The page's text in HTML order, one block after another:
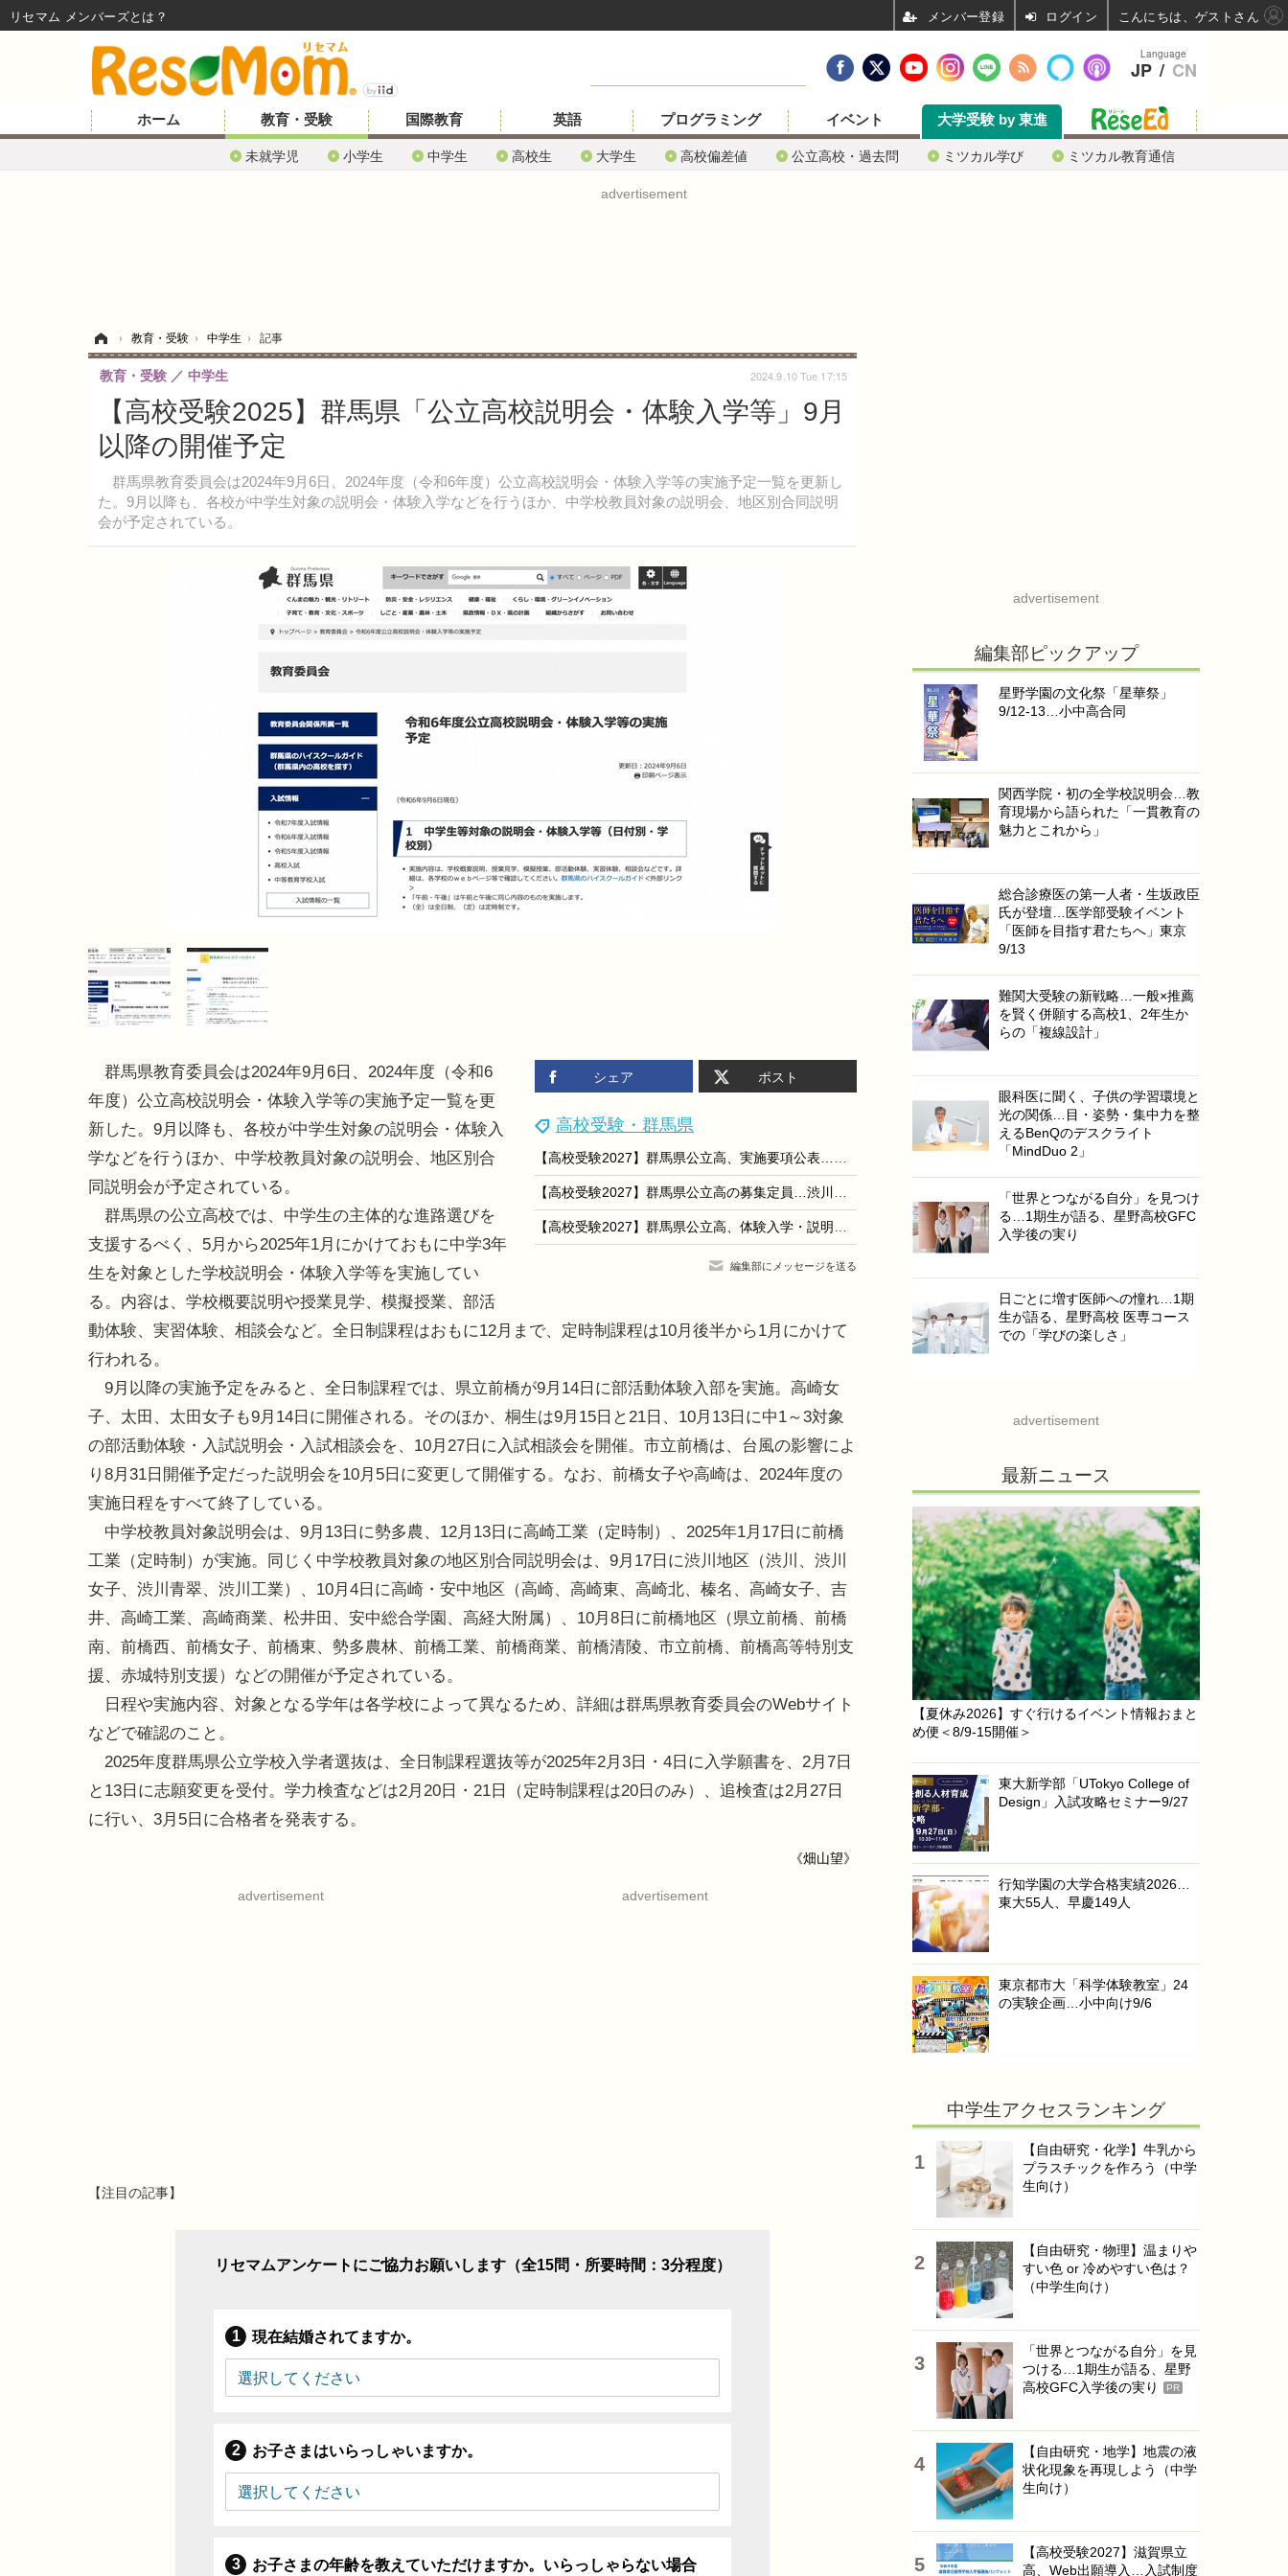
ホーム 教育・受験
未就学児 小学生 中学生 高校生 大学生 高校偏差値 公立高校・過去問 ミツカル学び ミツカル教育通信
国際教育 英語 プログラミング イベント 大学受験 by 東進
advertisement
› 教育・受験 › 中学生 › 記事
【高校受験2025】群馬県「公立高校説明会・体験入学等」9月
以降の開催予定
群馬県教育委員会は2024年9月6日、2024年度（令和6年度）公立高校説明会・体験入学等の実施予定一覧を更新し
た。9月以降も、各校が中学生対象の説明会・体験入学などを行うほか、中学校教員対象の説明会、地区別合同説明
会が予定されている。
教育・受験 中学生 2024.9.10 Tue 17:15
シェア ポスト
高校受験・群馬県
【高校受験2027】群馬県公立高、実施要項公表…本検査2/16-17
【高校受験2027】群馬県公立高の募集定員…渋川女子など全日制280人減
【高校受験2027】群馬県公立高、体験入学・説明会日程一覧
編集部にメッセージを送る
群馬県教育委員会は2024年9月6日、2024年度（令和6
年度）公立高校説明会・体験入学等の実施予定一覧を更
新した。9月以降も、各校が中学生対象の説明会・体験入
学などを行うほか、中学校教員対象の説明会、地区別合
同説明会が予定されている。
群馬県の公立高校では、中学生の主体的な進路選びを
支援するべく、5月から2025年1月にかけておもに中学3年
生を対象とした学校説明会・体験入学等を実施してい
る。内容は、学校概要説明や授業見学、模擬授業、部活
動体験、実習体験、相談会など。全日制課程はおもに12月まで、定時制課程は10月後半から1月にかけて
行われる。
9月以降の実施予定をみると、全日制課程では、県立前橋が9月14日に部活動体験入部を実施。高崎女
子、太田、太田女子も9月14日に開催される。そのほか、桐生は9月15日と21日、10月13日に中1～3対象
の部活動体験・入試説明会・入試相談会を、10月27日に入試相談会を開催。市立前橋は、台風の影響によ
り8月31日開催予定だった説明会を10月5日に変更して開催する。なお、前橋女子や高崎は、2024年度の
実施日程をすべて終了している。
中学校教員対象説明会は、9月13日に勢多農、12月13日に高崎工業（定時制）、2025年1月17日に前橋
工業（定時制）が実施。同じく中学校教員対象の地区別合同説明会は、9月17日に渋川地区（渋川、渋川
女子、渋川青翠、渋川工業）、10月4日に高崎・安中地区（高崎、高崎東、高崎北、榛名、高崎女子、吉
井、高崎工業、高崎商業、松井田、安中総合学園、高経大附属）、10月8日に前橋地区（県立前橋、前橋
南、前橋西、前橋女子、前橋東、勢多農林、前橋工業、前橋商業、前橋清陵、市立前橋、前橋高等特別支
援、赤城特別支援）などの開催が予定されている。
日程や実施内容、対象となる学年は各学校によって異なるため、詳細は群馬県教育委員会のWebサイト
などで確認のこと。
2025年度群馬県公立学校入学者選抜は、全日制課程選抜等が2025年2月3日・4日に入学願書を、2月7日
と13日に志願変更を受付。学力検査などは2月20日・21日（定時制課程は20日のみ）、追検査は2月27日
に行い、3月5日に合格者を発表する。
《畑山望》
advertisement advertisement
【注目の記事】
リセマムアンケートにご協力お願いします（全15問・所要時間：3分程度）
現在結婚されてますか。
お子さまはいらっしゃいますか。
お子さまの年齢を教えていただけますか。いらっしゃらない場合
advertisement
編集部ピックアップ
星野学園の文化祭「星華祭」
9/12-13…小中高合同
関西学院・初の全学校説明会…教
育現場から語られた「一貫教育の
魅力とこれから」
総合診療医の第一人者・生坂政臣
氏が登壇…医学部受験イベント
「医師を目指す君たちへ」東京
9/13
難関大受験の新戦略…一般×推薦
を賢く併願する高校1、2年生か
らの「複線設計」
眼科医に聞く、子供の学習環境と
光の関係…目・姿勢・集中力を整
えるBenQのデスクライト
「MindDuo 2」
「世界とつながる自分」を見つけ
る…1期生が語る、星野高校GFC
入学後の実り
日ごとに増す医師への憧れ…1期
生が語る、星野高校 医専コース
での「学びの楽しさ」
advertisement
最新ニュース
【夏休み2026】すぐ行けるイベント情報おまと
め便＜8/9-15開催＞
東大新学部「UTokyo College of
Design」入試攻略セミナー9/27
行知学園の大学合格実績2026…
東大55人、早慶149人
東京都市大「科学体験教室」24
の実験企画…小中向け9/6
中学生アクセスランキング
【自由研究・化学】牛乳から
プラスチックを作ろう（中学
生向け）
【自由研究・物理】温まりや
すい色 or 冷めやすい色は？
（中学生向け）
「世界とつながる自分」を見
つける…1期生が語る、星野
高校GFC入学後の実り
PR
【自由研究・地学】地震の液
状化現象を再現しよう（中学
生向け）
【高校受験2027】滋賀県立
高、Web出願導入…入試制度
Language
JP / CN
リセマム メンバーズ ログイン こんにちは、ゲストさん